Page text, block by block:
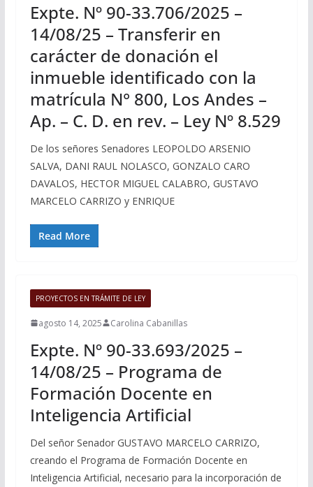
Expte. Nº 90-33.706/2025 –
14/08/25 – Transferir en
carácter de donación el
inmueble identificado con la
matrícula N° 800, Los Andes –
Ap. – C. D. en rev. – Ley Nº 8.529
De los señores Senadores LEOPOLDO ARSENIO
SALVA, DANI RAUL NOLASCO, GONZALO CARO
DAVALOS, HECTOR MIGUEL CALABRO, GUSTAVO
MARCELO CARRIZO y ENRIQUE
Read More
PROYECTOS EN TRÁMITE DE LEY
agosto 14, 2025 Carolina Cabanillas
Expte. Nº 90-33.693/2025 –
14/08/25 – Programa de
Formación Docente en
Inteligencia Artificial
Del señor Senador GUSTAVO MARCELO CARRIZO,
creando el Programa de Formación Docente en
Inteligencia Artificial, necesario para la incorporación de